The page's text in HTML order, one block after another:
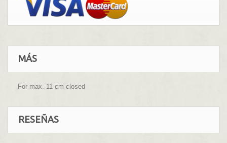
MÁS
For max. 11 cm closed
RESEÑAS